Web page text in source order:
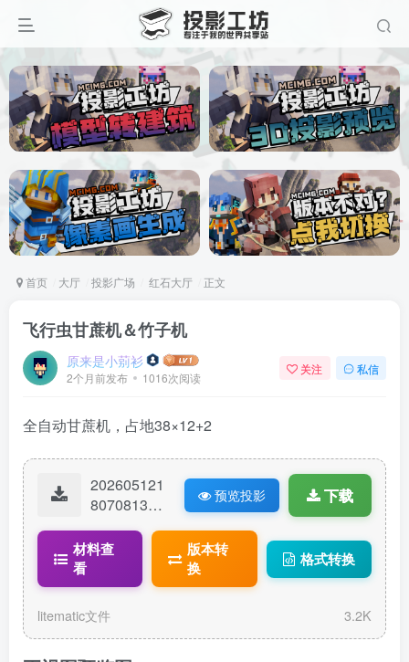
首页 大厅 投影广场 红石大厅 正文
飞行虫甘蔗机＆竹子机
原来是小莂衫
2个月前发布 1016次阅读
关注 私信
全自动甘蔗机，占地38×12+2
202605121
80708134-
机.litematic
预览投影 下载
材料查
看
版本转
换
格式转换
litematic文件 3.2K